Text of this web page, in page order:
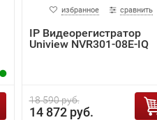
избранное сравнить
IP Видеорегистратор
Uniview NVR301-08E-IQ
18 590 руб.
14 872 руб.